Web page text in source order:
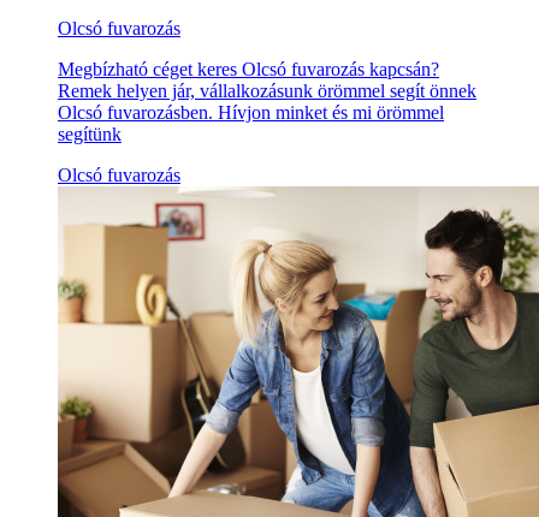
Olcsó fuvarozás
Megbízható céget keres Olcsó fuvarozás kapcsán?
Remek helyen jár, vállalkozásunk örömmel segít önnek
Olcsó fuvarozásben. Hívjon minket és mi örömmel
segítünk
Olcsó fuvarozás